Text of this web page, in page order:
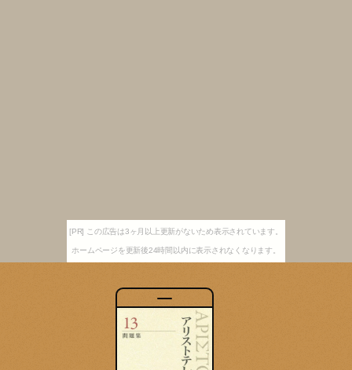
[PR] この広告は3ヶ月以上更新がないため表示されています。
ホームページを更新後24時間以内に表示されなくなります。